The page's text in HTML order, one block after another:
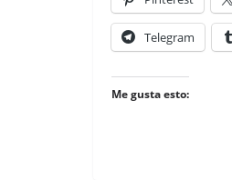
Telegram
Me gusta esto: